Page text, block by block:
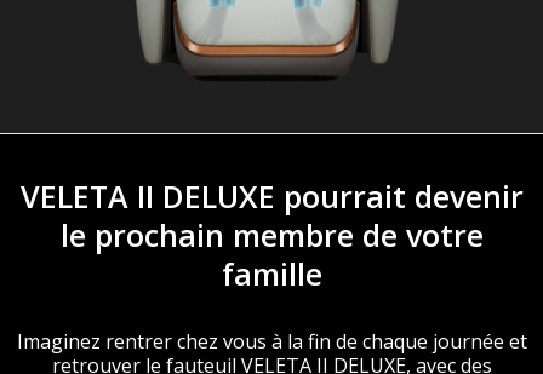
VELETA II DELUXE pourrait devenir
le prochain membre de votre
famille
Imaginez rentrer chez vous à la fin de chaque journée et
retrouver le fauteuil VELETA II DELUXE, avec des